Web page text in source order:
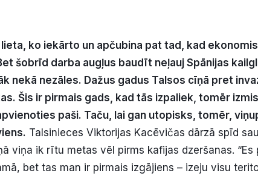
ko iekārto un apčubina pat tad, kad
šobrīd darba augļus baudīt neļauj Spānijas
nekā nezāles. Dažus gadus Talsos cīņā pret
Šis ir pirmais gads, kad tās izpaliek, tomēr
paši. Taču, lai gan utopisks, tomēr,
Talsinieces Viktorijas Kacēvičas dārzā spīd
viņa ik rītu metas vēl pirms kafijas dzeršanas. “Es
bet tas man ir pirmais izgājiens – izeju visu